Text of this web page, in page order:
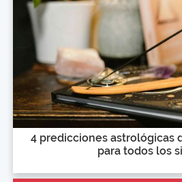
4 predicciones astrológicas
para todos los